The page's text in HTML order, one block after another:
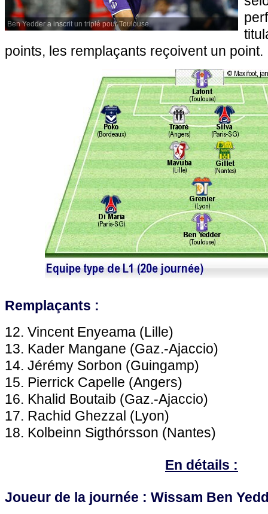
Ben Yedder a inscrit un triplé pour Toulouse.
points, les remplaçants reçoivent un point.
Remplaçants :
12. Vincent Enyeama (Lille)
13. Kader Mangane (Gaz.-Ajaccio)
14. Jérémy Sorbon (Guingamp)
15. Pierrick Capelle (Angers)
16. Khalid Boutaib (Gaz.-Ajaccio)
17. Rachid Ghezzal (Lyon)
18. Kolbeinn Sigthórsson (Nantes)
En détails :
Joueur de la journée : Wissam Ben